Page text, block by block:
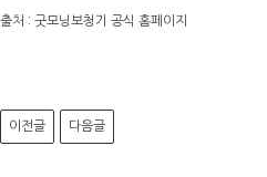
출처 : 굿모닝보청기 공식 홈페이지
이전글 다음글